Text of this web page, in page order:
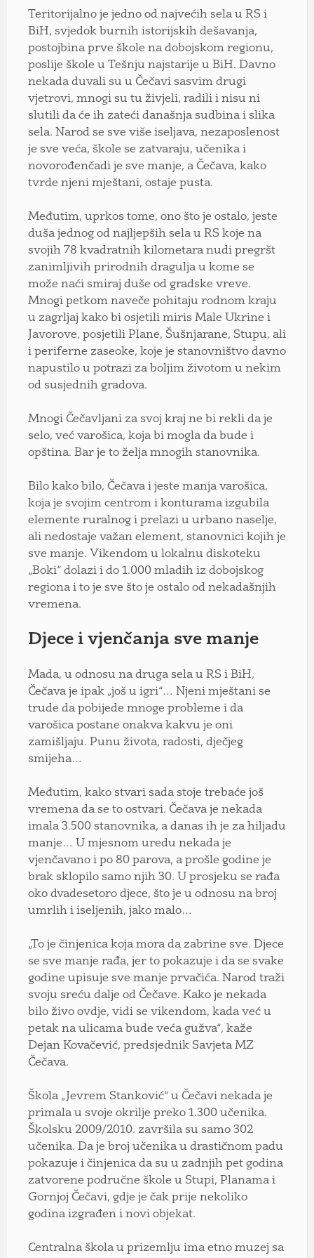
Teritorijalno je jedno od najvećih sela u RS i
BiH, svjedok burnih istorijskih dešavanja,
postojbina prve škole na dobojskom regionu,
poslije škole u Tešnju najstarije u BiH. Davno
nekada duvali su u Čečavi sasvim drugi
vjetrovi, mnogi su tu živjeli, radili i nisu ni
slutili da će ih zateći današnja sudbina i slika
sela. Narod se sve više iseljava, nezaposlenost
je sve veća, škole se zatvaraju, učenika i
novorođenčadi je sve manje, a Čečava, kako
tvrde njeni mještani, ostaje pusta.
Međutim, uprkos tome, ono što je ostalo, jeste
duša jednog od najljepših sela u RS koje na
svojih 78 kvadratnih kilometara nudi pregršt
zanimljivih prirodnih dragulja u kome se
može naći smiraj duše od gradske vreve.
Mnogi petkom naveče pohitaju rodnom kraju
u zagrljaj kako bi osjetili miris Male Ukrine i
Javorove, posjetili Plane, Šušnjarane, Stupu, ali
i periferne zaseoke, koje je stanovništvo davno
napustilo u potrazi za boljim životom u nekim
od susjednih gradova.
Mnogi Čečavljani za svoj kraj ne bi rekli da je
selo, već varošica, koja bi mogla da bude i
opština. Bar je to želja mnogih stanovnika.
Bilo kako bilo, Čečava i jeste manja varošica,
koja je svojim centrom i konturama izgubila
elemente ruralnog i prelazi u urbano naselje,
ali nedostaje važan element, stanovnici kojih je
sve manje. Vikendom u lokalnu diskoteku
„Boki“ dolazi i do 1.000 mladih iz dobojskog
regiona i to je sve što je ostalo od nekadašnjih
vremena.
Djece i vjenčanja sve manje
Mada, u odnosu na druga sela u RS i BiH,
Čečava je ipak „još u igri“… Njeni mještani se
trude da pobijede mnoge probleme i da
varošica postane onakva kakvu je oni
zamišljaju. Punu života, radosti, dječjeg
smijeha…
Međutim, kako stvari sada stoje trebaće još
vremena da se to ostvari. Čečava je nekada
imala 3.500 stanovnika, a danas ih je za hiljadu
manje… U mjesnom uredu nekada je
vjenčavano i po 80 parova, a prošle godine je
brak sklopilo samo njih 30. U prosjeku se rađa
oko dvadesetoro djece, što je u odnosu na broj
umrlih i iseljenih, jako malo…
„To je činjenica koja mora da zabrine sve. Djece
se sve manje rađa, jer to pokazuje i da se svake
godine upisuje sve manje prvačića. Narod traži
svoju sreću dalje od Čečave. Kako je nekada
bilo živo ovdje, vidi se vikendom, kada već u
petak na ulicama bude veća gužva“, kaže
Dejan Kovačević, predsjednik Savjeta MZ
Čečava.
Škola „Jevrem Stanković“ u Čečavi nekada je
primala u svoje okrilje preko 1.300 učenika.
Školsku 2009/2010. završila su samo 302
učenika. Da je broj učenika u drastičnom padu
pokazuje i činjenica da su u zadnjih pet godina
zatvorene područne škole u Stupi, Planama i
Gornjoj Čečavi, gdje je čak prije nekoliko
godina izgrađen i novi objekat.
Centralna škola u prizemlju ima etno muzej sa